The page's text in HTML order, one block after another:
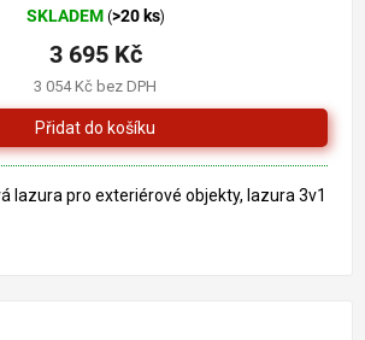
hodnocení
produktu
je
4,7
z
5
hvězdiček.
SKLADEM (>20 ks)
3 054 Kč bez DPH
3 695 Kč
lazura pro exteriérové objekty, lazura 3v1